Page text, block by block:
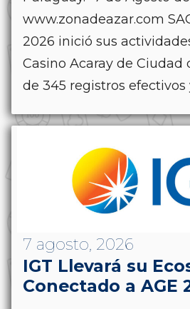
www.zonadeazar.com
2026 inició sus
Casino Acaray de Ciudad
de 345 registros efectivos
7 agosto, 2026
IGT Llevará su
Conectado a AGE